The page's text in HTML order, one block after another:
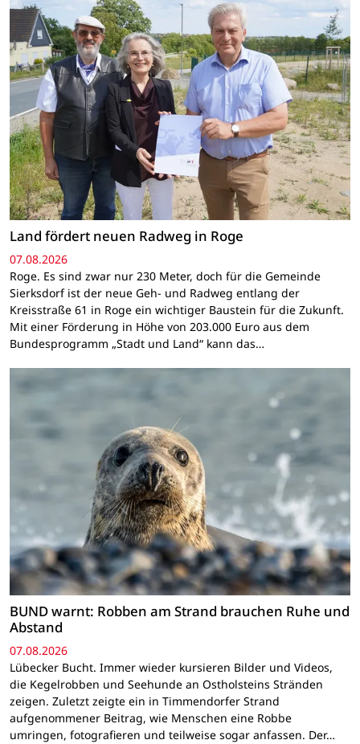
Land fördert neuen Radweg in Roge
07.08.2026
Roge. Es sind zwar nur 230 Meter, doch für die Gemeinde
Sierksdorf ist der neue Geh- und Radweg entlang der
Kreisstraße 61 in Roge ein wichtiger Baustein für die Zukunft.
Mit einer Förderung in Höhe von 203.000 Euro aus dem
Bundesprogramm „Stadt und Land“ kann das…
BUND warnt: Robben am Strand brauchen Ruhe und
Abstand
07.08.2026
Lübecker Bucht. Immer wieder kursieren Bilder und Videos,
die Kegelrobben und Seehunde an Ostholsteins Stränden
zeigen. Zuletzt zeigte ein in Timmendorfer Strand
aufgenommener Beitrag, wie Menschen eine Robbe
umringen, fotografieren und teilweise sogar anfassen. Der…